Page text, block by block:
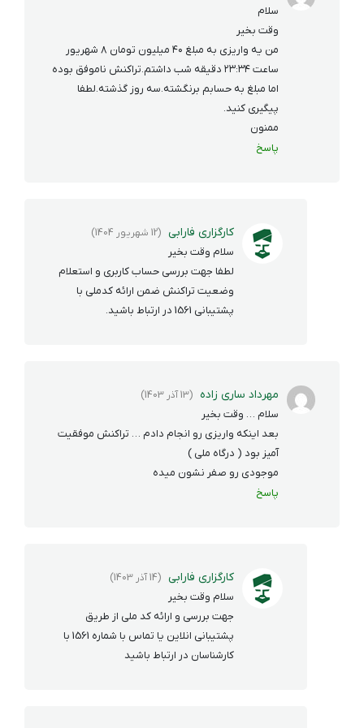
سلام‌
وقت بخیر
من یه واریزی به مبلغ ۴۰ میلیون تومان ۸ شهریور
ساعت ۲۳:۳۴ دقیقه شب داشتم.تراکنش ناموفق بوده
اما مبلغ به حسابم برنگشته.سه روز گذشته.لطفا
پیگیری کنید.
ممنون
پاسخ
کارگزاری فارابی (12 شهریور 1404)
سلام وقت بخیر
لطفا جهت بررسی حساب کاربری و استعلام
وضعیت تراکنش ضمن ارائه کدملی با
پشتیبانی 1561 در ارتباط باشید.
مهرداد ساری زاده (13 آذر 1403)
سلام … وقت بخیر
بعد اینکه واریزی رو انجام دادم … تراکنش موفقیت
آمیز بود ( درگاه ملی )
موجودی رو صفر نشون میده
پاسخ
کارگزاری فارابی (14 آذر 1403)
سلام وقت بخیر
جهت بررسی و ارائه کد ملی از طریق
پشتیبانی انلاین یا تماس با شماره 1561 با
کارشناسان در ارتباط باشید